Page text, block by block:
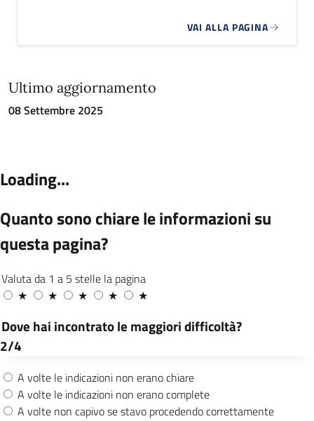
VAI ALLA PAGINA
Ultimo aggiornamento
08 Settembre 2025